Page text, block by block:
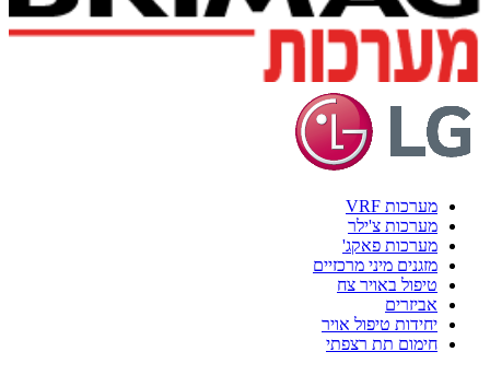
מערכות VRF
מערכות צ'ילר
מערכות פאקג'
מזגנים מיני מרכזיים
טיפול באויר צח
אביזרים
יחידות טיפול אויר
חימום תת רצפתי